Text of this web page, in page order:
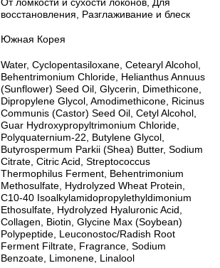
восстановления, Разглаживание и блеск
Южная Корея
Water, Cyclopentasiloxane, Cetearyl Alcohol,
Behentrimonium Chloride, Helianthus Annuus
(Sunflower) Seed Oil, Glycerin, Dimethicone,
Dipropylene Glycol, Amodimethicone, Ricinus
Communis (Castor) Seed Oil, Cetyl Alcohol,
Guar Hydroxypropyltrimonium Chloride,
Polyquaternium-22, Butylene Glycol,
Butyrospermum Parkii (Shea) Butter, Sodium
Citrate, Citric Acid, Streptococcus
Thermophilus Ferment, Behentrimonium
Methosulfate, Hydrolyzed Wheat Protein,
C10-40 Isoalkylamidopropylethyldimonium
Ethosulfate, Hydrolyzed Hyaluronic Acid,
Collagen, Biotin, Glycine Max (Soybean)
Polypeptide, Leuconostoc/Radish Root
Ferment Filtrate, Fragrance, Sodium
Benzoate, Limonene, Linalool